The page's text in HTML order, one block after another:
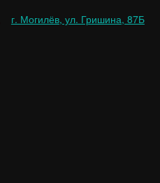
г. Могилёв, ул. Гришина, 87Б